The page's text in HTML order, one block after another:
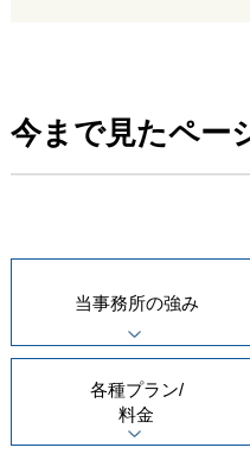
今まで見たペー
当事務所の強み
各種プラン/
料金